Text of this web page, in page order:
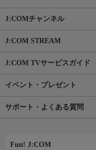
J:COMチャンネル
J:COM STREAM
J:COM TVサービスガイド
イベント・プレゼント
サポート・よくある質問
Fun! J:COM